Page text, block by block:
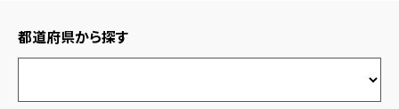
都道府県から探す